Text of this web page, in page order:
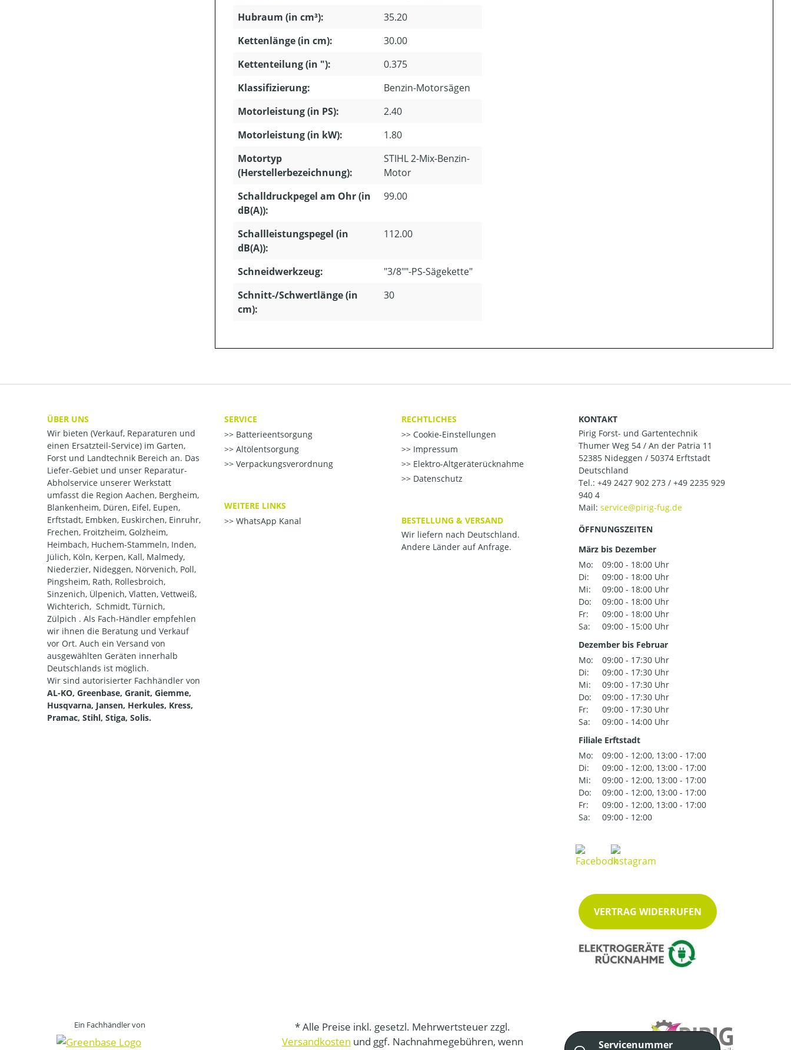
Hubraum (in cm³):
35.20
Kettenlänge (in cm):
30.00
Kettenteilung (in "):
0.375
Klassifizierung:
Benzin-Motorsägen
Motorleistung (in PS):
2.40
Motorleistung (in kW):
1.80
Motortyp
(Herstellerbezeichnung):
STIHL 2-Mix-Benzin-
Motor
Schalldruckpegel am Ohr (in
dB(A)):
99.00
Schallleistungspegel (in
dB(A)):
112.00
Schneidwerkzeug:
"3/8""-PS-Sägekette"
Schnitt-/Schwertlänge (in
cm):
30
ÜBER UNS
Wir bieten (Verkauf, Reparaturen und
einen Ersatzteil-Service) im Garten,
Forst und Landtechnik Bereich an. Das
Liefer-Gebiet und unser Reparatur-
Abholservice unserer Werkstatt
umfasst die Region Aachen, Bergheim,
Blankenheim, Düren, Eifel, Eupen,
Erftstadt, Embken, Euskirchen, Einruhr,
Frechen, Froitzheim, Golzheim,
Heimbach, Huchem-Stammeln, Inden,
Jülich, Köln, Kerpen, Kall, Malmedy,
Niederzier, Nideggen, Nörvenich, Poll,
Pingsheim, Rath, Rollesbroich,
Sinzenich, Ülpenich, Vlatten, Vettweiß,
Wichterich, Schmidt, Türnich,
Zülpich . Als Fach-Händler empfehlen
wir ihnen die Beratung und Verkauf
vor Ort. Auch ein Versand von
ausgewählten Geräten innerhalb
Deutschlands ist möglich.
Wir sind autorisierter Fachhändler von
AL-KO, Greenbase, Granit, Giemme,
Husqvarna, Jansen, Herkules, Kress,
Pramac, Stihl, Stiga, Solis.
SERVICE
Batterieentsorgung
Altölentsorgung
Verpackungsverordnung
WEITERE LINKS
WhatsApp Kanal
RECHTLICHES
Cookie-Einstellungen
Impressum
Elektro-Altgeräterücknahme
Datenschutz
BESTELLUNG & VERSAND
Wir liefern nach Deutschland.
Andere Länder auf Anfrage.
KONTAKT
Pirig Forst- und Gartentechnik
Thumer Weg 54 / An der Patria 11
52385 Nideggen / 50374 Erftstadt
Deutschland
Tel.: +49 2427 902 273 / +49 2235 929
940 4
Mail:
ÖFFNUNGSZEITEN
März bis Dezember
Mo:
09:00 - 18:00 Uhr
Di:
09:00 - 18:00 Uhr
Mi:
09:00 - 18:00 Uhr
Do:
09:00 - 18:00 Uhr
Fr:
09:00 - 18:00 Uhr
Sa:
09:00 - 15:00 Uhr
Dezember bis Februar
Mo:
09:00 - 17:30 Uhr
Di:
09:00 - 17:30 Uhr
Mi:
09:00 - 17:30 Uhr
Do:
09:00 - 17:30 Uhr
Fr:
09:00 - 17:30 Uhr
Sa:
09:00 - 14:00 Uhr
Filiale Erftstadt
Mo:
09:00 - 12:00, 13:00 - 17:00
Di:
09:00 - 12:00, 13:00 - 17:00
Mi:
09:00 - 12:00, 13:00 - 17:00
Do:
09:00 - 12:00, 13:00 - 17:00
Fr:
09:00 - 12:00, 13:00 - 17:00
Sa:
09:00 - 12:00
VERTRAG WIDERRUFEN
Ein Fachhändler von
* Alle Preise inkl. gesetzl. Mehrwertsteuer zzgl.
Versandkosten und ggf. Nachnahmegebühren, wenn
Servicenummer